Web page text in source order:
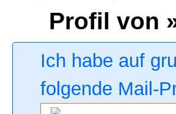
Profil von
Ich habe auf
folgende Mail-